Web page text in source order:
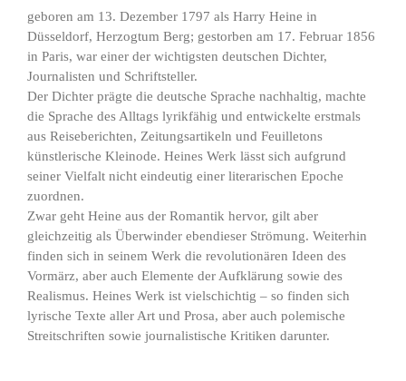
geboren am 13. Dezember 1797 als Harry Heine in
Düsseldorf, Herzogtum Berg; gestorben am 17. Februar 1856
in Paris, war einer der wichtigsten deutschen Dichter,
Journalisten und Schriftsteller.
Der Dichter prägte die deutsche Sprache nachhaltig, machte
die Sprache des Alltags lyrikfähig und entwickelte erstmals
aus Reiseberichten, Zeitungsartikeln und Feuilletons
künstlerische Kleinode. Heines Werk lässt sich aufgrund
seiner Vielfalt nicht eindeutig einer literarischen Epoche
zuordnen.
Zwar geht Heine aus der Romantik hervor, gilt aber
gleichzeitig als Überwinder ebendieser Strömung. Weiterhin
finden sich in seinem Werk die revolutionären Ideen des
Vormärz, aber auch Elemente der Aufklärung sowie des
Realismus. Heines Werk ist vielschichtig – so finden sich
lyrische Texte aller Art und Prosa, aber auch polemische
Streitschriften sowie journalistische Kritiken darunter.